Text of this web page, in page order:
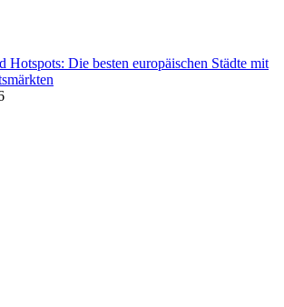
Hotspots: Die besten europäischen Städte mit